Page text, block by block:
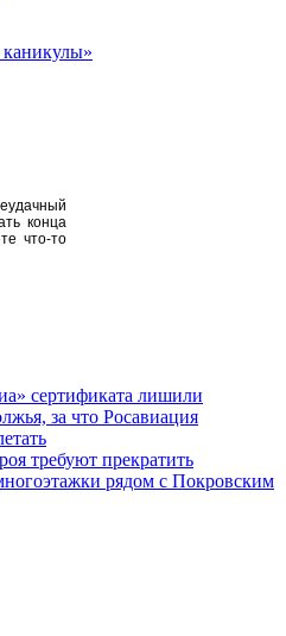
конца
что-то
сертификата лишили
за что Росавиация
требуют прекратить
рядом с Покровским